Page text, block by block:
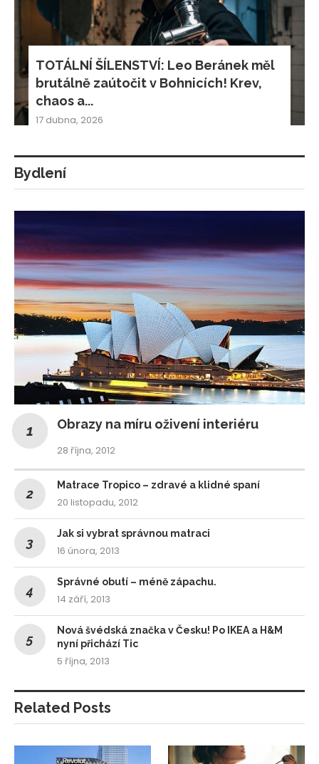
TOTÁLNÍ ŠÍLENSTVÍ: Leo Beránek měl
brutálně zaútočit v Bohnicích! Krev,
chaos a...
17 dubna, 2026
Bydlení
Obrazy na míru oživení interiéru
28 října, 2012
Matrace Tropico – zdravé a klidné spaní
20 listopadu, 2012
Jak si vybrat správnou matraci
16 února, 2013
Správné obutí – méně zápachu.
14 září, 2013
Nová švédská značka v Česku! Po IKEA a H&M
nyní přichází Tic
5 října, 2013
Related Posts